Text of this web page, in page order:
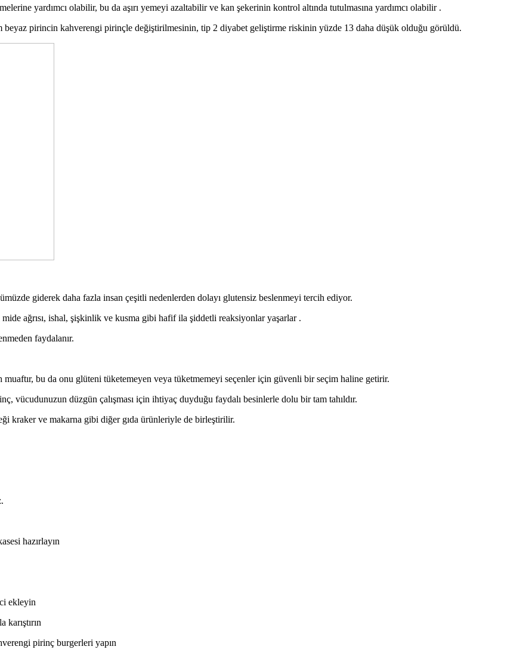
yardımcı olabilir, bu da aşırı yemeyi azaltabilir ve kan şekerinin kontrol altında tutulmasına yardımcı olabilir .
beyaz pirincin kahverengi pirinçle değiştirilmesinin, tip 2 diyabet geliştirme riskinin yüzde 13 daha düşük olduğu görüldü.
giderek daha fazla insan çeşitli nedenlerden dolayı glutensiz beslenmeyi tercih ediyor.
ağrısı, ishal, şişkinlik ve kusma gibi hafif ila şiddetli reaksiyonlar yaşarlar .
faydalanır.
bu da onu glüteni tüketemeyen veya tüketmemeyi seçenler için güvenli bir seçim haline getirir.
vücudunuzun düzgün çalışması için ihtiyaç duyduğu faydalı besinlerle dolu bir tam tahıldır.
kraker ve makarna gibi diğer gıda ürünleriyle de birleştirilir.
hazırlayın
ekleyin
pirinç burgerleri yapın